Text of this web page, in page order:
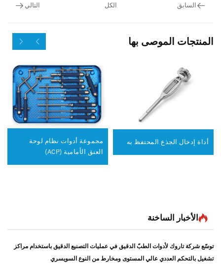
السابق الكل التالي
المنتجات الموصى بها
أداة إدخال الجذع المحتفظ به
مجموعة أدوات نظام لوحة
العنق الأمامية (ACP)
الأخبار الساخنة
توسّع شركة تاروك لأدوات الطبّ الدقيق في عمليات التصنيع الدقيق باستخدام مراكز
تشغيل بالتحكم العددي عالي المستوى ومخارط من النوع السويسري